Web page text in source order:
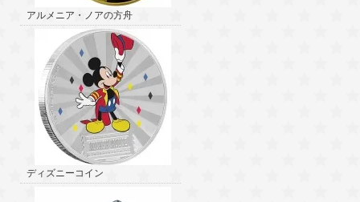
アルメニア・ノアの方舟
ディズニーコイン